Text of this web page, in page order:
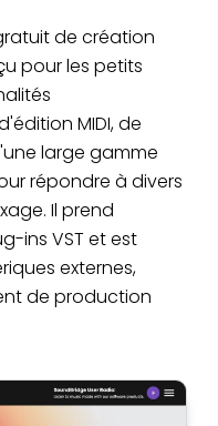
de création
pour les petits
MIDI, de
large gamme
répondre à divers
Il prend
ins VST et est
externes,
de production